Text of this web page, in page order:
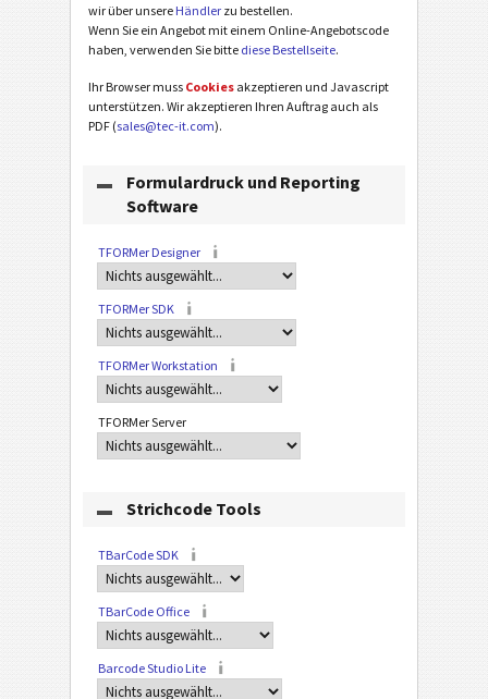
wir über unsere Händler zu bestellen.
Wenn Sie ein Angebot mit einem Online-Angebotscode
haben, verwenden Sie bitte diese Bestellseite.
Ihr Browser muss Cookies akzeptieren und Javascript
unterstützen. Wir akzeptieren Ihren Auftrag auch als
PDF (sales@tec-it.com).
Formulardruck und Reporting
Software
TFORMer Designer
TFORMer SDK
TFORMer Workstation
TFORMer Server
Strichcode Tools
TBarCode SDK
TBarCode Office
Barcode Studio Lite